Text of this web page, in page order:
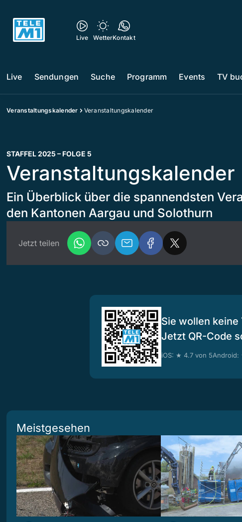
Live WetterKontakt
Live Sendungen Suche Programm Events TV
Veranstaltungskalender Veranstaltungskalender
STAFFEL 2025 – FOLGE 5
Veranstaltungskalender
Ein Überblick über die spannendsten
den Kantonen Aargau und Solothurn
Jetzt teilen
Sie wollen keine
Jetzt QR-Code
iOS: ★ 4.7 von 5Android:
Meistgesehen